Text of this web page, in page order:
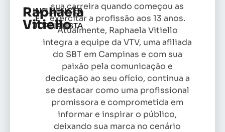
Raphaela
Vitiello
INFLUENCER
E
JORNALISTA
sua carreira quando começou as
exercitar a profissão aos 13 anos.
Atualmente, Raphaela Vitiello
integra a equipe da VTV, uma afiliada
do SBT em Campinas e com sua
paixão pela comunicação e
dedicação ao seu ofício, continua a
se destacar como uma profissional
promissora e comprometida em
informar e inspirar o público,
deixando sua marca no cenário